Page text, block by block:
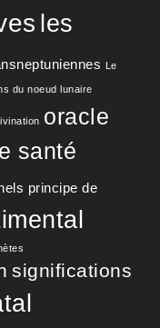
les
Le
du noeud lunaire
oracle
santé
principe de
significations